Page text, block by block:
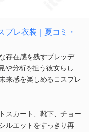
プレ衣装｜夏コミ・
存在感を残すブレッデ
や分析を担う彼女らし
来感を楽しめるコスプレ
スカート、靴下、チョー
ルエットをすっきり再